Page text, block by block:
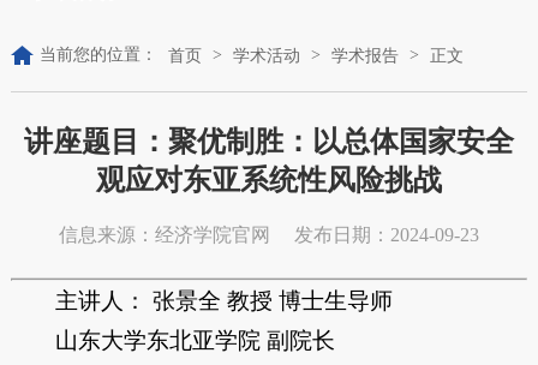
当前您的位置： 首页 > 学术活动 > 学术报告 > 正文
讲座题目：聚优制胜：以总体国家安全
观应对东亚系统性风险挑战
信息来源：经济学院官网 发布日期：2024-09-23
主讲人： 张景全 教授 博士生导师
山东大学东北亚学院 副院长